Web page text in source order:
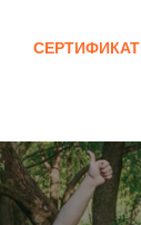
СЕРТИФИКАТ